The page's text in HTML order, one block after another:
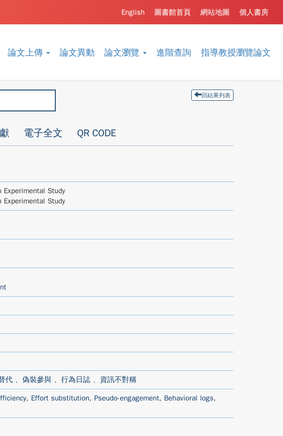
論文上傳 論文異動 論文瀏覽 進階查詢 指導教授瀏覽論文
個人書房
網站地圖
圖書館首頁
English
回結果列表
電子全文 QR CODE
Experimental Study
Experimental Study
代、 偽裝參與、 行為日誌、 資訊不對稱
, Effort substitution, Pseudo-engagement, Behavioral logs,